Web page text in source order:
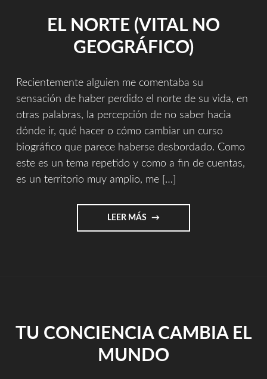
EL NORTE (VITAL NO
GEOGRÁFICO)
Recientemente alguien me comentaba su
sensación de haber perdido el norte de su vida, en
otras palabras, la percepción de no saber hacia
dónde ir, qué hacer o cómo cambiar un curso
biográfico que parece haberse desbordado. Como
este es un tema repetido y como a fin de cuentas,
es un territorio muy amplio, me […]
LEER MÁS "EL
NORTE
TU CONCIENCIA CAMBIA EL
MUNDO